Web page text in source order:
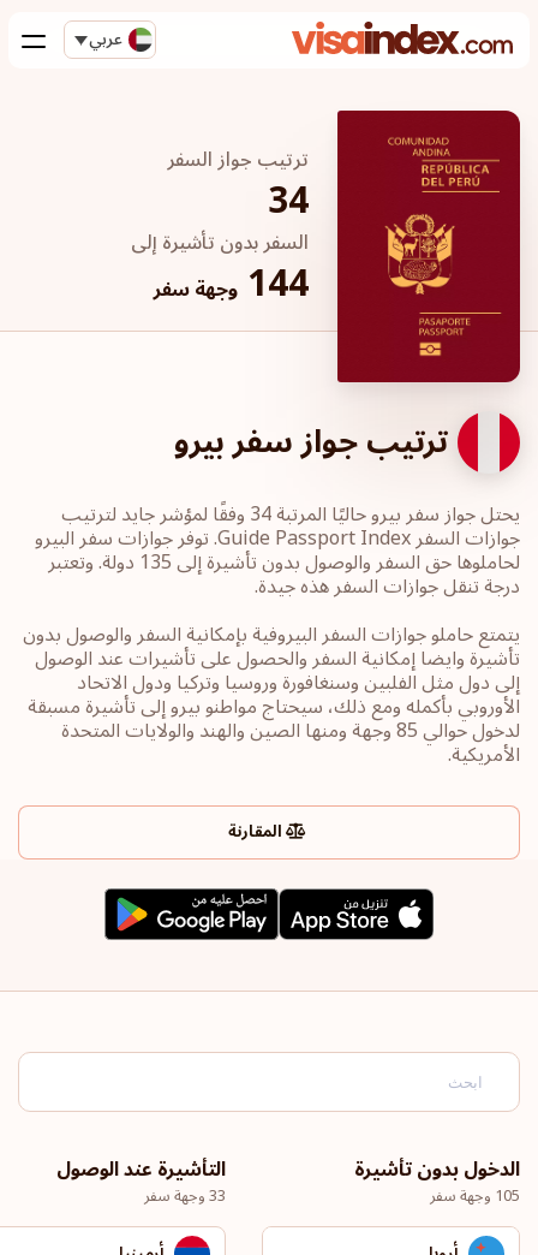
عربي
ترتيب جواز السفر
34
السفر بدون تأشيرة إلى
144 وجهة سفر
ترتيب جواز سفر بيرو
يحتل جواز سفر بيرو حاليًا المرتبة 34 وفقًا لمؤشر جايد لترتيب
جوازات السفر Guide Passport Index. توفر جوازات سفر البيرو
لحاملوها حق السفر والوصول بدون تأشيرة إلى 135 دولة. وتعتبر
درجة تنقل جوازات السفر هذه جيدة.
يتمتع حاملو جوازات السفر البيروفية بإمكانية السفر والوصول بدون
تأشيرة وايضا إمكانية السفر والحصول على تأشيرات عند الوصول
إلى دول مثل الفلبين وسنغافورة وروسيا وتركيا ودول الاتحاد
الأوروبي بأكمله ومع ذلك، سيحتاج مواطنو بيرو إلى تأشيرة مسبقة
لدخول حوالي 85 وجهة ومنها الصين والهند والولايات المتحدة
الأمريكية.
المقارنة
الدخول بدون تأشيرة
105 وجهة سفر
التأشيرة عند الوصول
33 وجهة سفر